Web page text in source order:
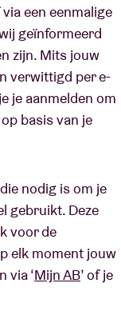
een eenmalige
geïnformeerd
zijn. Mits jouw
verwittigd per e-
je aanmelden om
basis van je
nodig is om je
gebruikt. Deze
voor de
elk moment jouw
via ‘Mijn AB’ of je